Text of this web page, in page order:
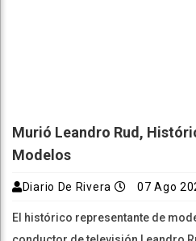
Murió Leandro Rud,
Modelos
Diario De Rivera 07 Ago
El histórico representante de